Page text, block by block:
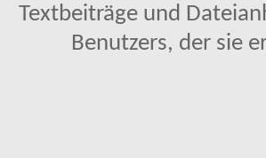
Textbeiträge und
Benutzers, der sie